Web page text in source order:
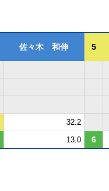
佐々木 和伸 5
32.2
13.0 6